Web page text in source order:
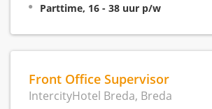
Parttime, 16 - 38 uur p/w
Front Office Supervisor
IntercityHotel Breda, Breda